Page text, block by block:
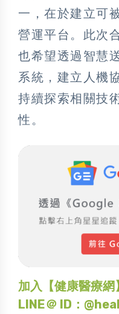
一，在於建立可
營運平台。此次
也希望透過智慧
系統，建立人機
持續探索相關技
性。
加入【健康醫療網
LINE＠ ID：